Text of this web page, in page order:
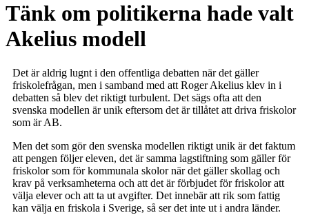
Tänk om politikerna hade valt
Akelius modell
Det är aldrig lugnt i den offentliga debatten när det gäller
friskolefrågan, men i samband med att Roger Akelius klev in i
debatten så blev det riktigt turbulent. Det sägs ofta att den
svenska modellen är unik eftersom det är tillåtet att driva friskolor
som är AB.
Men det som gör den svenska modellen riktigt unik är det faktum
att pengen följer eleven, det är samma lagstiftning som gäller för
friskolor som för kommunala skolor när det gäller skollag och
krav på verksamheterna och att det är förbjudet för friskolor att
välja elever och att ta ut avgifter. Det innebär att rik som fattig
kan välja en friskola i Sverige, så ser det inte ut i andra länder.